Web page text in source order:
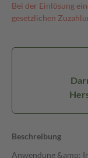
Bei der Einlösung
gesetzlichen
Beschreibung
Anwendung &amp;